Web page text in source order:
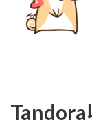
Tandora